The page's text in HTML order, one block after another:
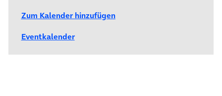
Zum Kalender hinzufügen
Eventkalender